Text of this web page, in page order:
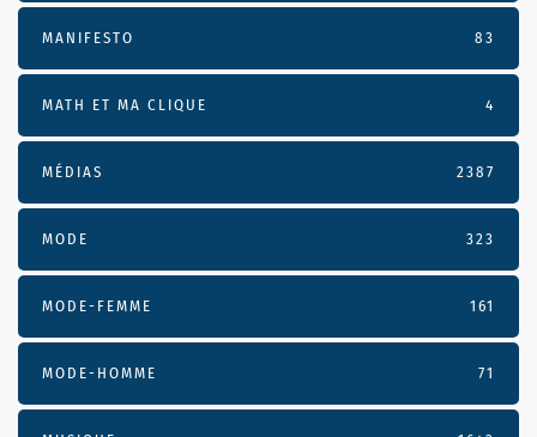
MANIFESTO 83
MATH ET MA CLIQUE 4
MÉDIAS 2387
MODE 323
MODE-FEMME 161
MODE-HOMME 71